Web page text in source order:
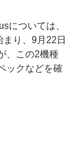
については、
り、9月22日
、この2機種
ックなどを確